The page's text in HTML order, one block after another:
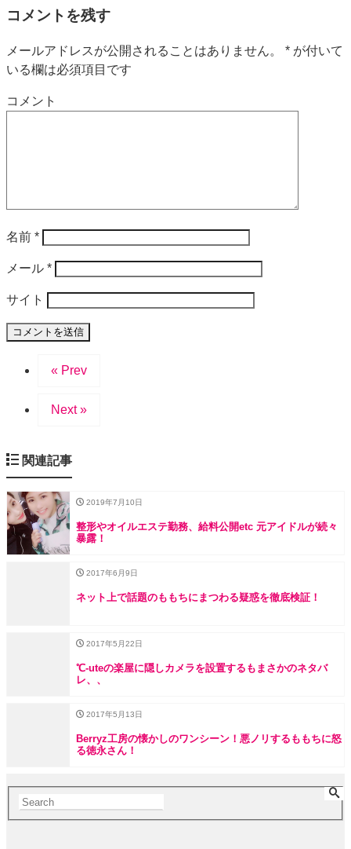
コメントを残す
メールアドレスが公開されることはありません。 * が付いて
いる欄は必須項目です
コメント
名前 *
メール *
サイト
« Prev
Next »
関連記事
2019年7月10日
整形やオイルエステ勤務、給料公開etc 元アイドルが続々
暴露！
2017年6月9日
ネット上で話題のももちにまつわる疑惑を徹底検証！
2017年5月22日
℃-uteの楽屋に隠しカメラを設置するもまさかのネタバ
レ、、
2017年5月13日
Berryz工房の懐かしのワンシーン！悪ノリするももちに怒
る徳永さん！